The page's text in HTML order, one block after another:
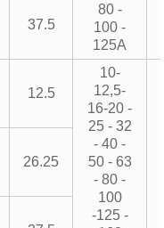
80 -
100 -
125A
37.5
12.5
10-
12,5-
16-20 -
25 - 32
- 40 -
50 - 63
- 80 -
100
-125 -
26.25